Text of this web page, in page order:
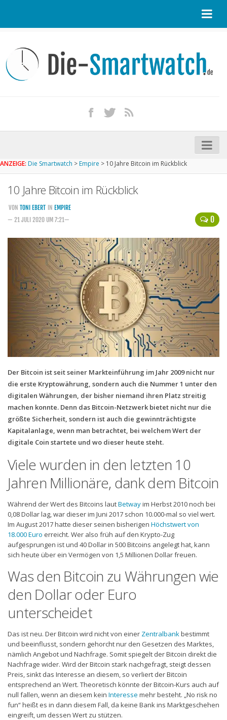
Kontakt / Tipp geben
Impressum
iPhone kaufen
Startseite
Aktuelle Smartwatches im Test
Kommende Smartwatches
Handytarife
BASE
Smartphonetarife
Datentarife
o2
Smartphonetarife
Prepaid-Tarife
Flatrate-Prepaidtarife
Mobilfunk-Vergleichsrechner
Mobilfunk-Tarifrechner
Flatrate-Datentarife
ANZEIGE: Die Smartwatch >Empire > 10 Jahre Bitcoin im Rückblick
10 Jahre Bitcoin im Rückblick
0
VON TONI EBERT IN EMPIRE
— 21 JULI 2020 UM 7:21—
Der Bitcoin ist seit seiner Markteinführung im Jahr 2009 nicht nur
die erste Kryptowährung, sondern auch die Nummer 1 unter den
digitalen Währungen, der bisher niemand ihren Platz streitig
machen konnte. Denn das Bitcoin-Netzwerk bietet nicht nur die
größte Sicherheit, sondern ist auch die gewinnträchtigste
Kapitalanlage, wenn man betrachtet, bei welchem Wert der
digitale Coin startete und wo dieser heute steht.
Viele wurden in den letzten 10
Jahren Millionäre, dank dem Bitcoin
Während der Wert des Bitcoins lautBetwayim Herbst 2010 noch bei
0,08 Dollar lag, war dieser im Juni 2017 schon 10.000-mal so viel wert.
Im August 2017 hatte dieser seinen bisherigen Höchstwert von
18.000 Euro erreicht. Wer also früh auf den Krypto-Zug
aufgesprungen ist und 40 Dollar in 500 Bitcoins angelegt hat, kann
sich heute über ein Vermögen von 1,5 Millionen Dollar freuen.
Was den Bitcoin zu Währungen wie
den Dollar oder Euro
unterscheidet
Das ist neu. Der Bitcoin wird nicht von einer Zentralbankbestimmt
und beeinflusst, sondern gehorcht nur den Gesetzen des Marktes,
nämlich Angebot und Nachfrage. Somit spiegelt der Bitcoin direkt die
Nachfrage wider. Wird der Bitcoin stark nachgefragt, steigt dessen
Preis, sinkt das Interesse an diesem, so verliert der Bitcoin
entsprechend an Wert. Theoretisch könnte der Bitcoin-Kurs auch auf
null fallen, wenn an diesem kein Interesse mehr besteht. „No risk no
fun“ heißt es in dann diesem Fall, da keine Bank ins Marktgeschehen
eingreift, um dessen Wert zu stützen.